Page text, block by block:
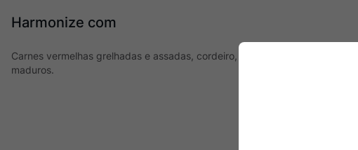
Harmonize com
Carnes vermelhas grelhadas e assadas, cordeiro, carnes suínas, além de
maduros.